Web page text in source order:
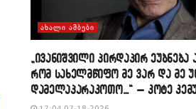
ᲐᲮᲐᲚᲘ ᲐᲛᲑᲔᲑᲘ
„ივანიშვილი პირდაპირ ეუბნება
რომ სახელმწიფო მე ვარ და მე
დამელაპარაკოთო…“ – კოტე